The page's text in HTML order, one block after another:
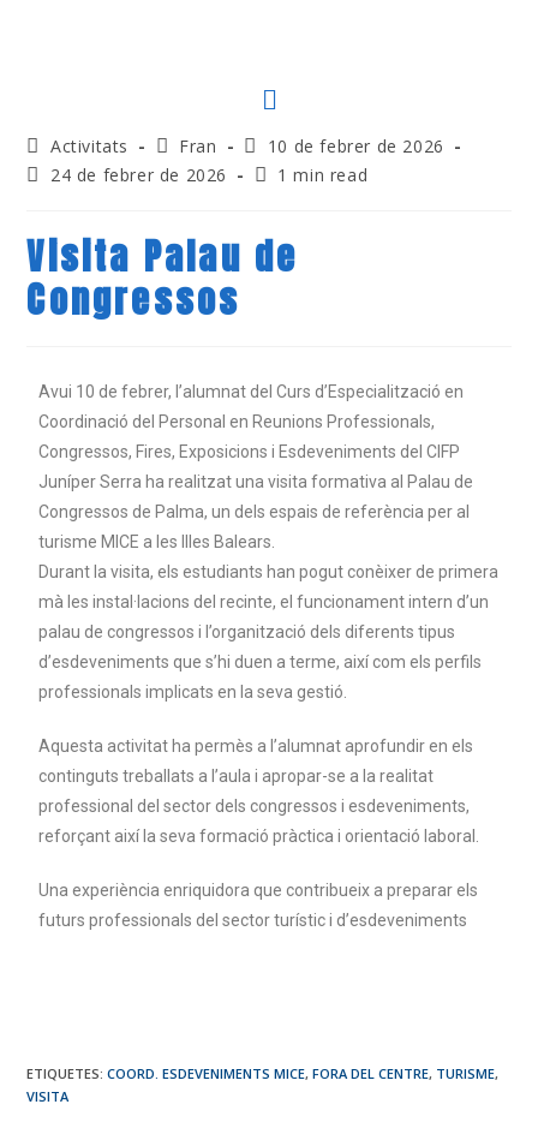
Activitats Fran
10 de febrer de 2026
24 de febrer de 2026
1 min read
Visita Palau de
Congressos
Avui 10 de febrer, l’alumnat del Curs d’Especialització en
Coordinació del Personal en Reunions Professionals,
Congressos, Fires, Exposicions i Esdeveniments del CIFP
Juníper Serra ha realitzat una visita formativa al Palau de
Congressos de Palma, un dels espais de referència per al
turisme MICE a les Illes Balears.
Durant la visita, els estudiants han pogut conèixer de primera
mà les instal·lacions del recinte, el funcionament intern d’un
palau de congressos i l’organització dels diferents tipus
d’esdeveniments que s’hi duen a terme, així com els perfils
professionals implicats en la seva gestió.
Aquesta activitat ha permès a l’alumnat aprofundir en els
continguts treballats a l’aula i apropar-se a la realitat
professional del sector dels congressos i esdeveniments,
reforçant així la seva formació pràctica i orientació laboral.
Una experiència enriquidora que contribueix a preparar els
futurs professionals del sector turístic i d’esdeveniments
ETIQUETES:COORD. ESDEVENIMENTS MICE, FORA DEL CENTRE, TURISME,
VISITA